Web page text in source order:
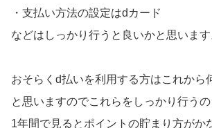
・支払い方法の設定はdカード
などはしっかり行うと良いかと思います
おそらくd払いを利用する方はこれから
と思いますのでこれらをしっかり行う
1年間で見るとポイントの貯まり方がか